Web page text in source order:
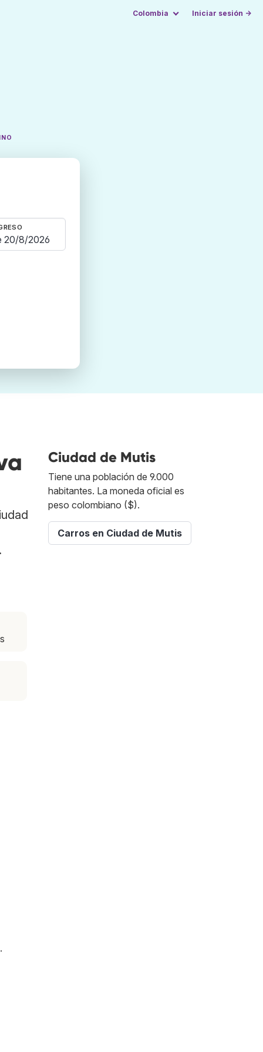
Colombia Iniciar sesión →
Ciudad de Mutis
Tiene una población de 9.000
habitantes. La moneda oficial es
peso colombiano ($).
Carros en Ciudad de Mutis